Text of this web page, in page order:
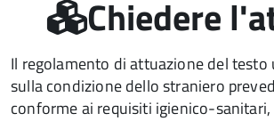
Chiedere
Il regolamento di attuazione del
sulla condizione dello straniero
conforme ai requisiti igienico-